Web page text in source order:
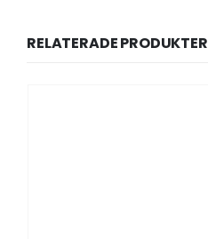
RELATERADE PRODUKTER